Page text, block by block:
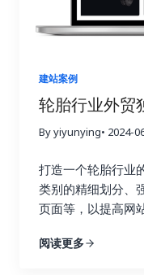
建站案例
轮胎行业外贸
By yiyunying• 2024-
打造一个轮胎行业
类别的精细划分、
页面等，以提高网
计，seo优化策略
阅读更多